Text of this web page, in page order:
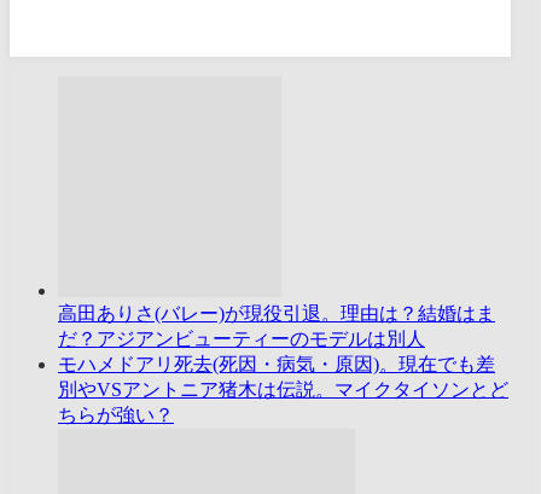
高田ありさ(バレー)が現役引退。理由は？結婚はま
だ？アジアンビューティーのモデルは別人
モハメドアリ死去(死因・病気・原因)。現在でも差
別やVSアントニア猪木は伝説。マイクタイソンとど
ちらが強い？